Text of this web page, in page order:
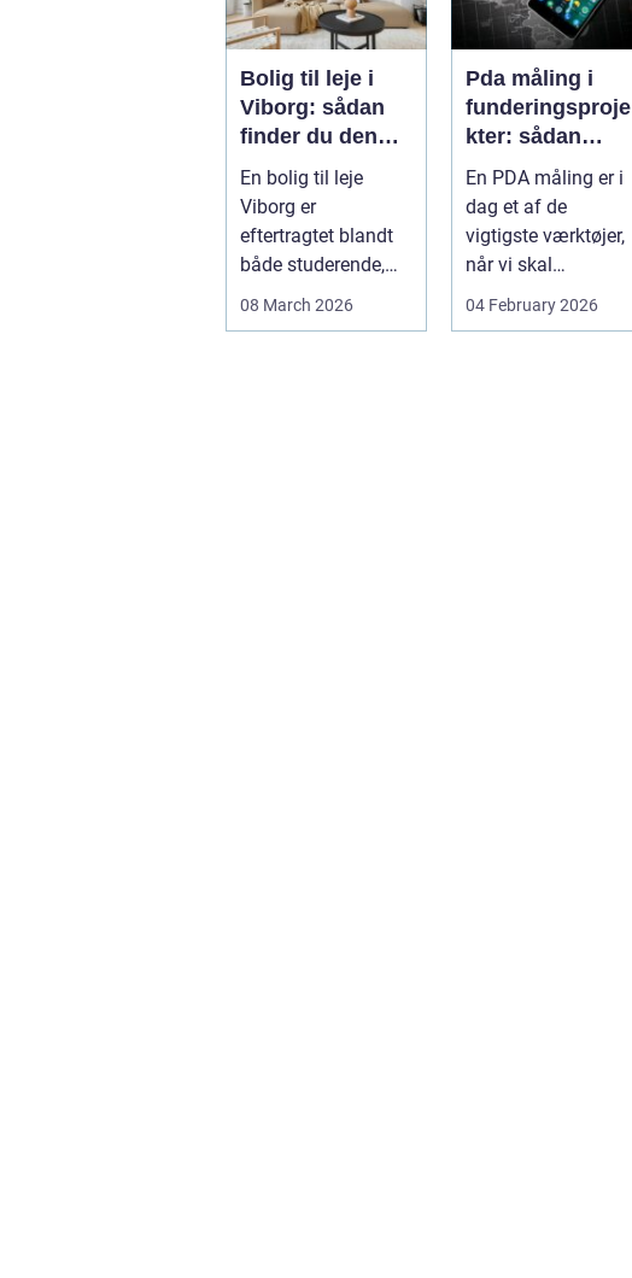
Bolig til leje i
Viborg: sådan
finder du den
rette lejlighed
En bolig til leje
Viborg er
eftertragtet blandt
både studerende,
familier og seniorer,
08 March 2026
Pda måling i
funderingsproje
kter: sådan
sikrer du
dokumenteret
bæreevne
En PDA måling er i
dag et af de
vigtigste værktøjer,
når vi skal
dokumentere
bæreevnen af pæle
04 February 2026